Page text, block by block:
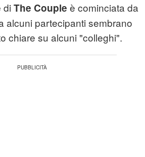
di The Couple è cominciata da
alcuni partecipanti sembrano
chiare su alcuni "colleghi".